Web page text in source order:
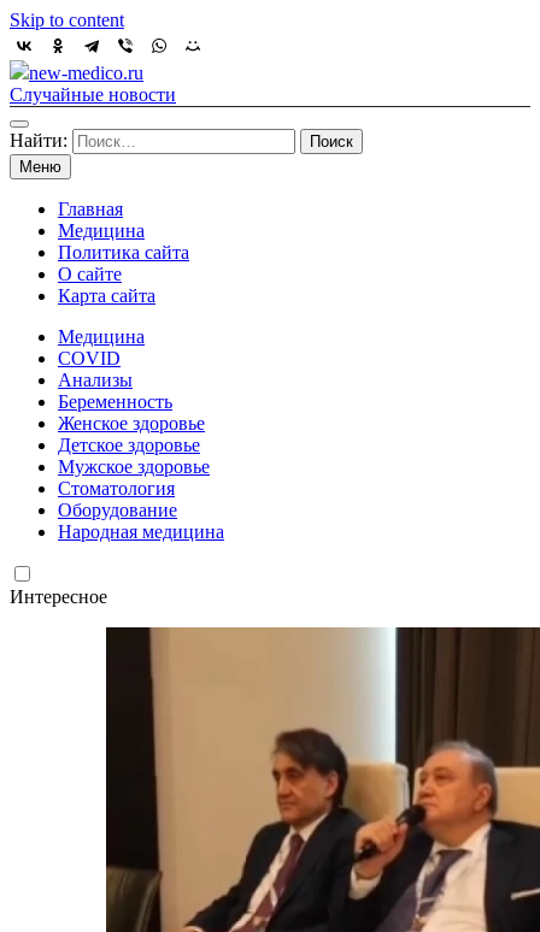
Skip to content
new-medico.ru
Случайные новости
Найти:
Меню
Главная
Медицина
Политика сайта
О сайте
Карта сайта
Медицина
COVID
Анализы
Беременность
Женское здоровье
Детское здоровье
Мужское здоровье
Стоматология
Оборудование
Народная медицина
Интересное